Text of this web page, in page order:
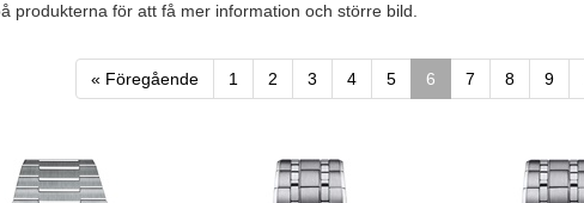
produkterna för att få mer information och större bild.
« Föregående 1 2 3 4 5 6 7 8 9